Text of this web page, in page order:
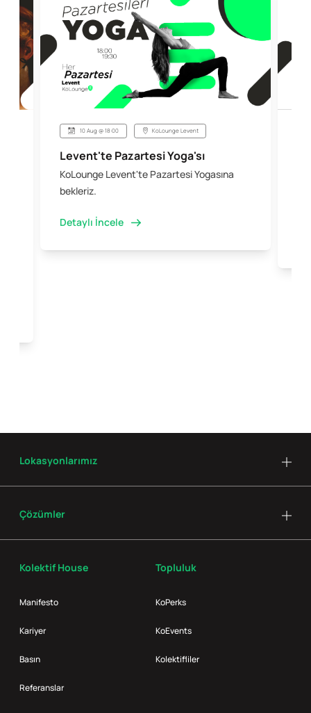
10 Aug @ 18:00 KoLounge Levent
Levent'te Pazartesi Yoga'sı
KoLounge Levent'te Pazartesi Yogasına
bekleriz.
Detaylı İncele
Kolektif House
Manifesto
Kariyer
Basın
Referanslar
Topluluk
KoPerks
KoEvents
Kolektifliler
Lokasyonlarımız
Çözümler